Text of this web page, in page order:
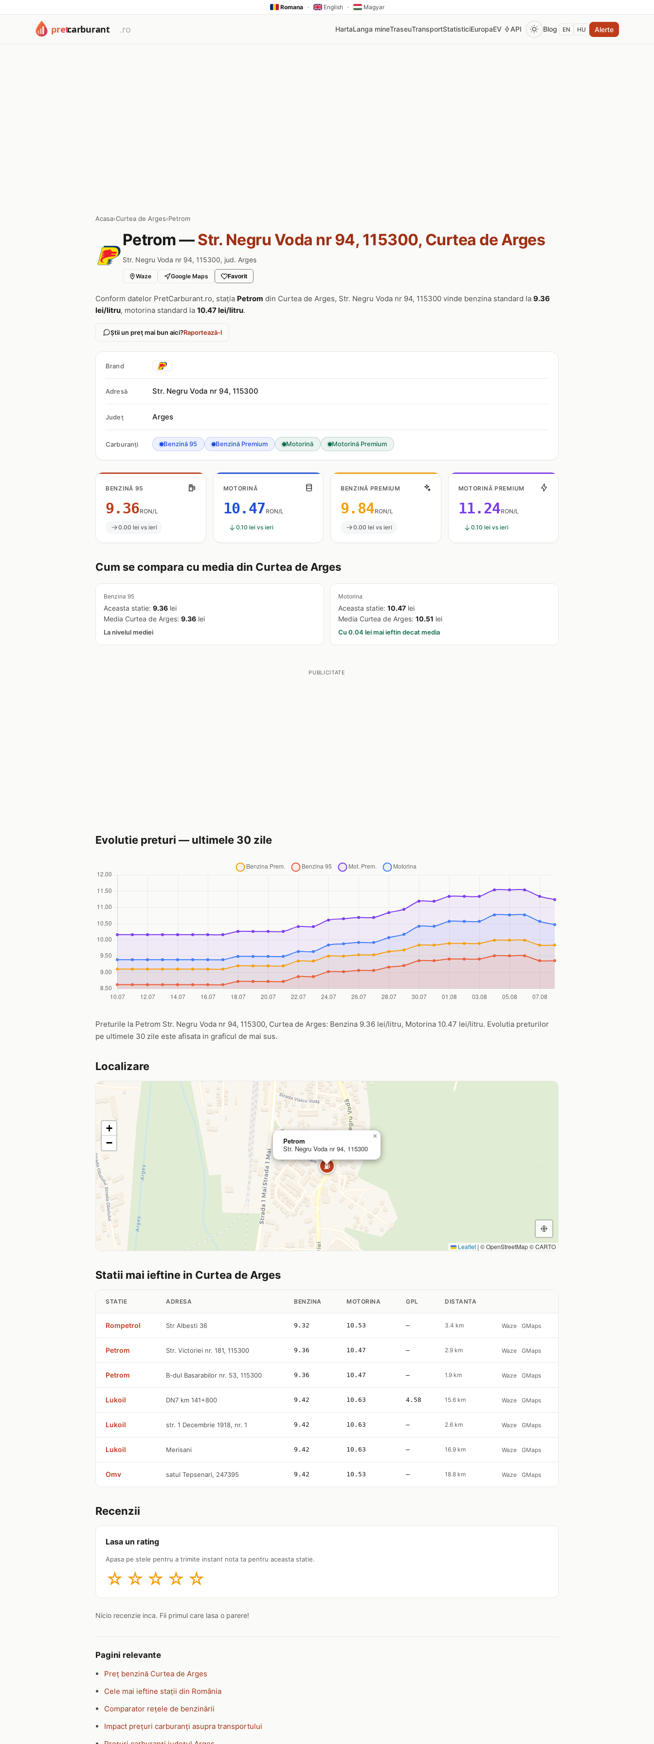
Romana · English · Magyar
HartaLanga mineTraseuTransportStatisticiEuropaEV API Blog EN HU Alerte
Acasa›Curtea de Arges›Petrom
Petrom —Str. Negru Voda nr 94, 115300, Curtea de Arges
Str. Negru Voda nr 94, 115300, jud. Arges
Waze Google Maps Favorit
Conform datelor PretCarburant.ro, stația Petrom din Curtea de Arges, Str. Negru Voda nr 94, 115300 vinde benzina standard la 9.36
lei/litru, motorina standard la 10.47 lei/litru.
Știi un preț mai bun aici?Raportează-l
Brand
Adresă Str. Negru Voda nr 94, 115300
Județ Arges
Carburanți Benzină 95 Benzină Premium Motorină Motorină Premium
BENZINĂ 95
9.36RON/L
0.00 lei vs ieri
MOTORINĂ
10.47 RON/L
0.10 lei vs ieri
BENZINĂ PREMIUM
9.84RON/L
0.00 lei vs ieri
MOTORINĂ PREMIUM
11.24RON/L
0.10 lei vs ieri
Cum se compara cu media din Curtea de Arges
Benzina 95
Aceasta statie: 9.36 lei
Media Curtea de Arges: 9.36 lei
La nivelul mediei
Motorina
Aceasta statie: 10.47 lei
Media Curtea de Arges: 10.51 lei
Cu 0.04 lei mai ieftin decat media
PUBLICITATE
Evolutie preturi — ultimele 30 zile
Preturile la Petrom Str. Negru Voda nr 94, 115300, Curtea de Arges: Benzina 9.36 lei/litru, Motorina 10.47 lei/litru. Evolutia preturilor
pe ultimele 30 zile este afisata in graficul de mai sus.
Localizare
⛽
Petrom
Str. Negru Voda nr 94, 115300
×
+
−
Leaflet | © OpenStreetMap © CARTO
Statii mai ieftine in Curtea de Arges
STATIE ADRESA BENZINA MOTORINA GPL DISTANTA
Rompetrol Str Albesti 36 9.32 10.53 — 3.4 km Waze GMaps
Petrom Str. Victoriei nr. 181, 115300 9.36 10.47 — 2.9 km Waze GMaps
Petrom B-dul Basarabilor nr. 53, 115300 9.36 10.47 — 1.9 km Waze GMaps
Lukoil DN7 km 141+800 9.42 10.63 4.58 15.6 km Waze GMaps
Lukoil str. 1 Decembrie 1918, nr. 1 9.42 10.63 — 2.6 km Waze GMaps
Lukoil Merisani 9.42 10.63 — 16.9 km Waze GMaps
Omv satul Tepsenari, 247395 9.42 10.53 — 18.8 km Waze GMaps
Recenzii
Lasa un rating
Apasa pe stele pentru a trimite instant nota ta pentru aceasta statie.
☆ ☆ ☆ ☆ ☆
Nicio recenzie inca. Fii primul care lasa o parere!
Pagini relevante
Preț benzină Curtea de Arges
Cele mai ieftine stații din România
Comparator rețele de benzinării
Impact prețuri carburanți asupra transportului